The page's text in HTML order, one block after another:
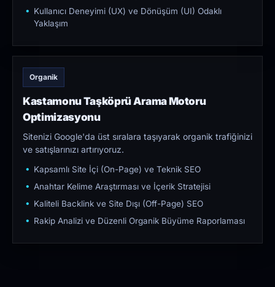
Kullanıcı Deneyimi (UX) ve Dönüşüm (UI) Odaklı
Yaklaşım
Organik
Kastamonu Taşköprü Arama Motoru
Optimizasyonu
Sitenizi Google'da üst sıralara taşıyarak organik trafiğinizi
ve satışlarınızı artırıyoruz.
Kapsamlı Site İçi (On-Page) ve Teknik SEO
Anahtar Kelime Araştırması ve İçerik Stratejisi
Kaliteli Backlink ve Site Dışı (Off-Page) SEO
Rakip Analizi ve Düzenli Organik Büyüme Raporlaması